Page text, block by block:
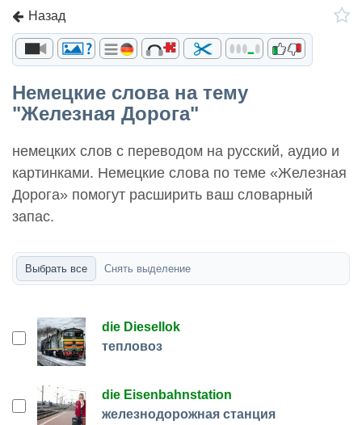
Назад
Немецкие слова на тему
"Железная Дорога"
немецких слов с переводом на русский, аудио и
картинками. Немецкие слова по теме «Железная
Дорога» помогут расширить ваш словарный
запас.
Выбрать все Снять выделение
die Diesellok
тепловоз
die Eisenbahnstation
железнодорожная станция